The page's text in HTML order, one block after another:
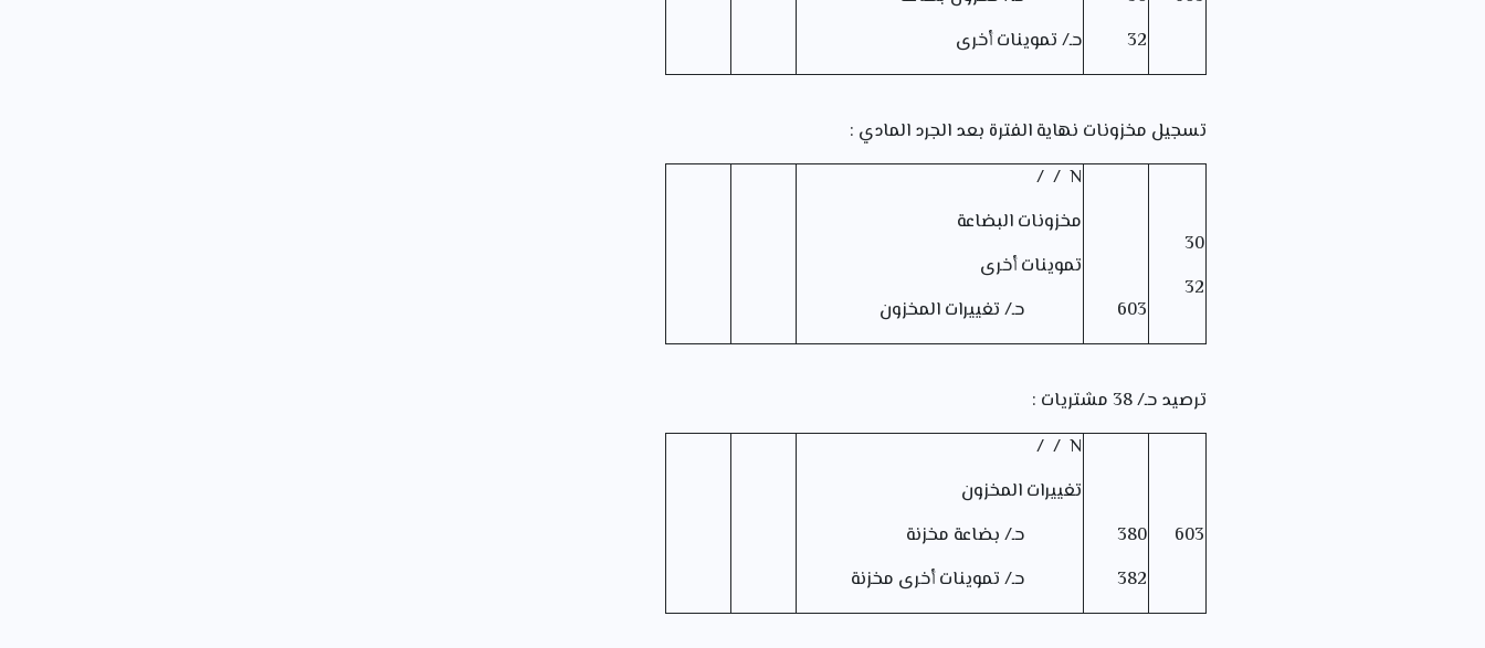
32
حـ/ تموينات أخرى
تسجيل مخزونات نهاية الفترة بعد الجرد المادي :
30
32
603
N / /
مخزونات البضاعة
تموينات أخرى
حـ/ تغييرات المخزون
ترصيد حـ/ 38 مشتريات :
603
380
382
N / /
تغييرات المخزون
حـ/ بضاعة مخزنة
حـ/ تموينات أخرى مخزنة